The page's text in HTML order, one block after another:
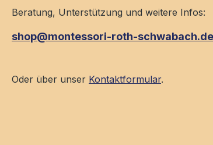
Beratung, Unterstützung und weitere Infos:
shop@montessori-roth-schwabach.de
Oder über unser Kontaktformular.